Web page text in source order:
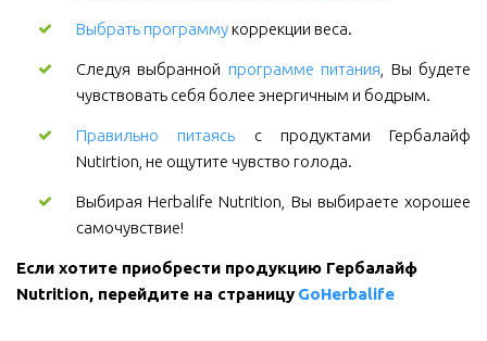
Выбрать программукоррекции веса.
Следуя выбранной программе питания , Вы будете
чувствовать себя более энергичным и бодрым.
Правильно питаясь с продуктами Гербалайф
Nutirtion, не ощутите чувство голода.
Выбирая Herbalife Nutrition, Вы выбираете хорошее
самочувствие!
Если хотите приобрести продукцию Гербалайф
Nutrition, перейдите на страницу GoHerbalife